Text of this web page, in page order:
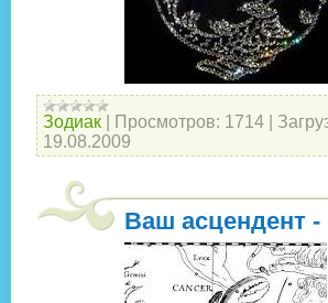
Зодиак Просмотров: 1714
19.08.2009
Ваш асцендент -